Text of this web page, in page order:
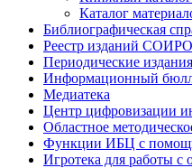
Каталог
Библиографическая
Реестр изданий СОИРО
Периодические
Информационный
Медиатека
Центр цифровизации
Областное
Функции ИБЦ с
Игротека для работы